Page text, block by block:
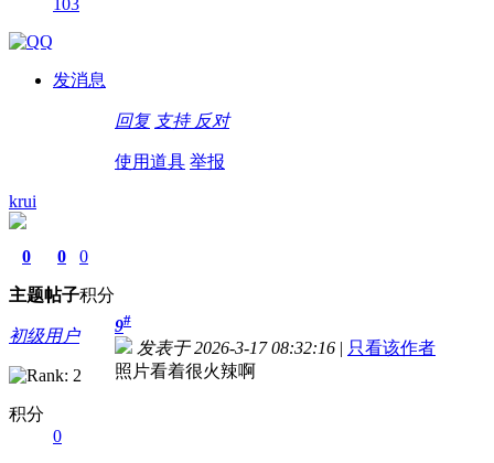
发消息
回复 支持 反对
使用道具 举报
krui
0
主题
0
帖子
0
积分
初级用户
积分
0
9#
发表于 2026-3-17 08:32:16 | 只看该作者
照片看着很火辣啊